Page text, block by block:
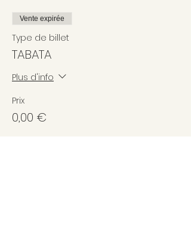
Vente expirée
Type de billet
TABATA
Plus d'info
Prix
0,00 €